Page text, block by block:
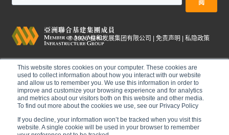
This website stores cookies on your computer. These cookies are
used to collect information about how you interact with our website
and allow us to remember you. We use this information in order to
improve and customize your browsing experience and for analytics
and metrics about our visitors both on this website and other media.
To find out more about the cookies we use, see our Privacy Policy
If you decline, your information won’t be tracked when you visit this
website. A single cookie will be used in your browser to remember
©2026俊和发展集团有限公司 | 免责声明 私隐政策